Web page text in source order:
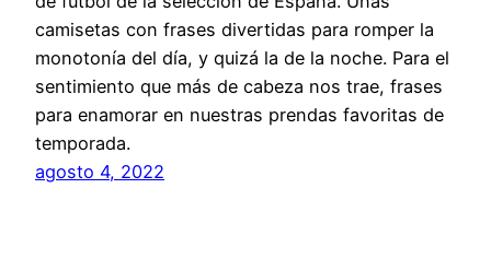
camisetas con frases divertidas para romper la
monotonía del día, y quizá la de la noche. Para el
sentimiento que más de cabeza nos trae, frases
para enamorar en nuestras prendas favoritas de
temporada.
agosto 4, 2022